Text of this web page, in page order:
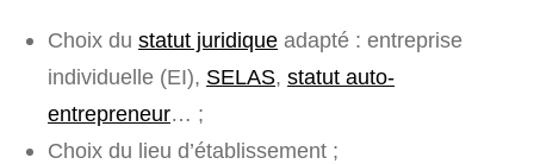
Choix du statut juridique adapté : entreprise
individuelle (EI), SELAS, statut auto-
entrepreneur… ;
Choix du lieu d’établissement ;